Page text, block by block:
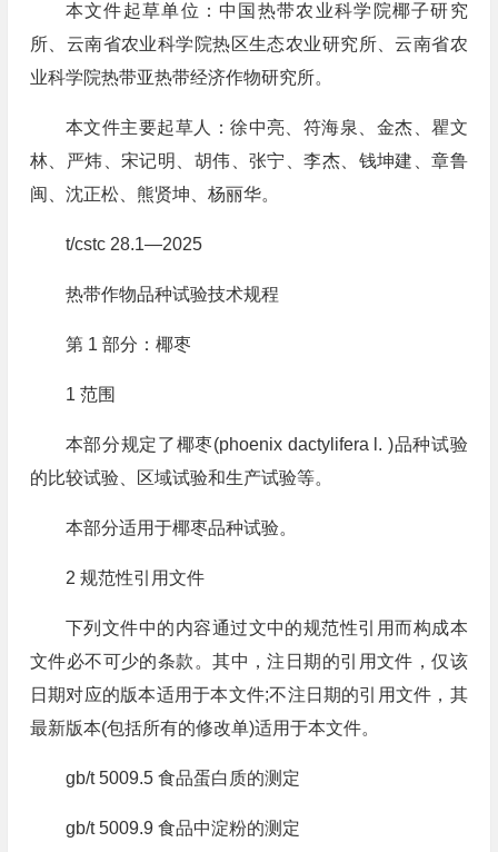
本文件起草单位：中国热带农业科学院椰子研究
所、云南省农业科学院热区生态农业研究所、云南省农
业科学院热带亚热带经济作物研究所。
本文件主要起草人：徐中亮、符海泉、金杰、瞿文
林、严炜、宋记明、胡伟、张宁、李杰、钱坤建、章鲁
闽、沈正松、熊贤坤、杨丽华。
t/cstc 28.1—2025
热带作物品种试验技术规程
第 1 部分：椰枣
1 范围
本部分规定了椰枣(phoenix dactylifera l. )品种试验
的比较试验、区域试验和生产试验等。
本部分适用于椰枣品种试验。
2 规范性引用文件
下列文件中的内容通过文中的规范性引用而构成本
文件必不可少的条款。其中，注日期的引用文件，仅该
日期对应的版本适用于本文件;不注日期的引用文件，其
最新版本(包括所有的修改单)适用于本文件。
gb/t 5009.5 食品蛋白质的测定
gb/t 5009.9 食品中淀粉的测定